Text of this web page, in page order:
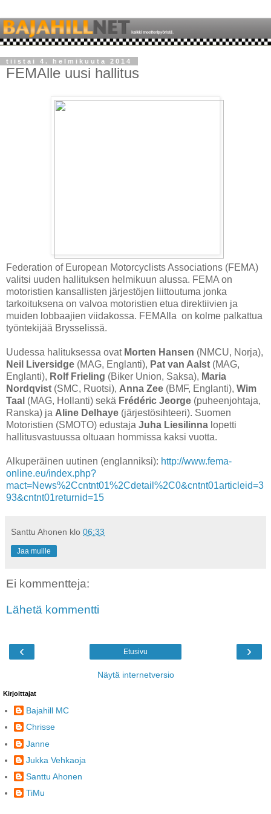
tiistai 4. helmikuuta 2014
FEMAlle uusi hallitus
Federation of European Motorcyclists Associations (FEMA)
valitsi uuden hallituksen helmikuun alussa. FEMA on
motoristien kansallisten järjestöjen liittoutuma jonka
tarkoituksena on valvoa motoristien etua direktiivien ja
muiden lobbaajien viidakossa. FEMAlla on kolme palkattua
työntekijää Brysselissä.
Uudessa halituksessa ovat Morten Hansen (NMCU, Norja),
Neil Liversidge (MAG, Englanti), Pat van Aalst (MAG,
Englanti), Rolf Frieling (Biker Union, Saksa), Maria
Nordqvist (SMC, Ruotsi), Anna Zee (BMF, Englanti), Wim
Taal (MAG, Hollanti) sekä Frédéric Jeorge (puheenjohtaja,
Ranska) ja Aline Delhaye (järjestösihteeri). Suomen
Motoristien (SMOTO) edustaja Juha Liesilinna lopetti
hallitusvastuussa oltuaan hommissa kaksi vuotta.
Alkuperäinen uutinen (englanniksi): http://www.fema-
online.eu/index.php?
mact=News%2Ccntnt01%2Cdetail%2C0&cntnt01articleid=3
93&cntnt01returnid=15
Santtu Ahonen klo 06:33
Jaa muille
Ei kommentteja:
Lähetä kommentti
‹ ›
Etusivu
Näytä internetversio
Kirjoittajat
Bajahill MC
Chrisse
Janne
Jukka Vehkaoja
Santtu Ahonen
TiMu